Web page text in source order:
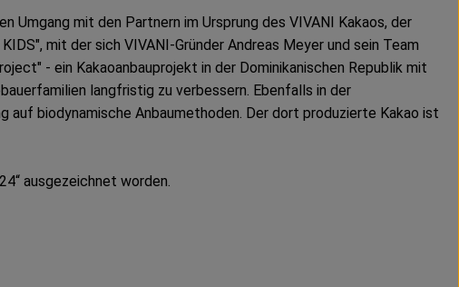
Umgang mit den Partnern im Ursprung des VIVANI Kakaos, der
mit der sich VIVANI-Gründer Andreas Meyer und sein Team
- ein Kakaoanbauprojekt in der Dominikanischen Republik mit
langfristig zu verbessern. Ebenfalls in der
biodynamische Anbaumethoden. Der dort produzierte Kakao ist
ausgezeichnet worden.